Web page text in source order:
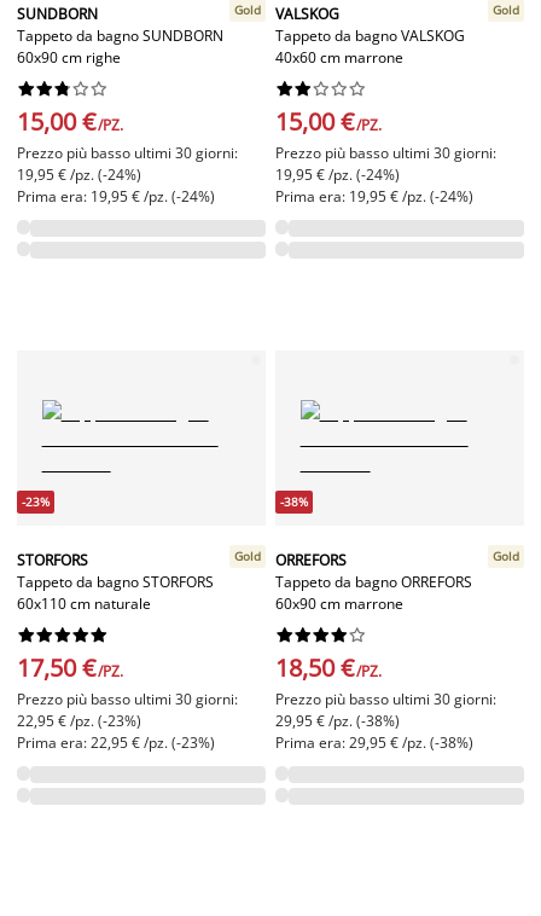
SUNDBORN
Tappeto da bagno SUNDBORN
60x90 cm righe
Gold






15,00 €/PZ.
Prezzo più basso ultimi 30 giorni:
19,95 € /pz. (-24%)
Prima era: 19,95 € /pz. (-24%)
VALSKOG
Tappeto da bagno VALSKOG
40x60 cm marrone
Gold






15,00 €/PZ.
Prezzo più basso ultimi 30 giorni:
19,95 € /pz. (-24%)
Prima era: 19,95 € /pz. (-24%)
-23%
STORFORS
Tappeto da bagno STORFORS
60x110 cm naturale
Gold






17,50 €/PZ.
Prezzo più basso ultimi 30 giorni:
22,95 € /pz. (-23%)
Prima era: 22,95 € /pz. (-23%)
-38%
ORREFORS
Tappeto da bagno ORREFORS
60x90 cm marrone
Gold






18,50 €/PZ.
Prezzo più basso ultimi 30 giorni:
29,95 € /pz. (-38%)
Prima era: 29,95 € /pz. (-38%)